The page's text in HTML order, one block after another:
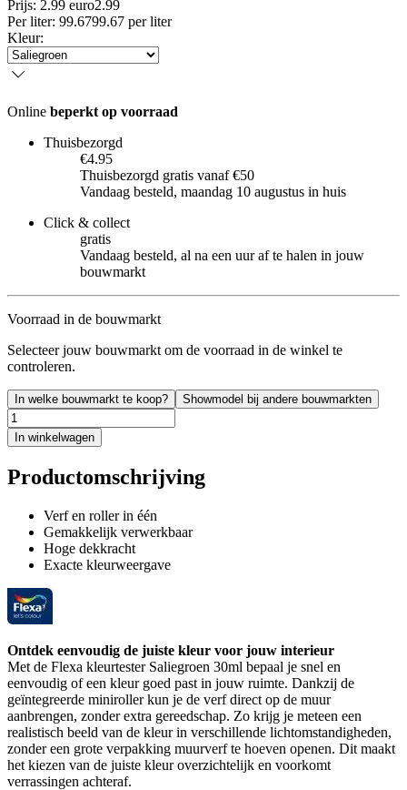
Prijs: 2.99 euro2.99
Per liter: 99.6799.67 per liter
Kleur:
Online beperkt op voorraad
Thuisbezorgd
€4.95
Thuisbezorgd gratis vanaf €50
Vandaag besteld, maandag 10 augustus in huis
Click & collect
gratis
Vandaag besteld, al na een uur af te halen in jouw
bouwmarkt
Voorraad in de bouwmarkt
Selecteer jouw bouwmarkt om de voorraad in de winkel te
controleren.
In welke bouwmarkt te koop? Showmodel bij andere bouwmarkten
In winkelwagen
Productomschrijving
Verf en roller in één
Gemakkelijk verwerkbaar
Hoge dekkracht
Exacte kleurweergave
Ontdek eenvoudig de juiste kleur voor jouw interieur
Met de Flexa kleurtester Saliegroen 30ml bepaal je snel en
eenvoudig of een kleur goed past in jouw ruimte. Dankzij de
geïntegreerde miniroller kun je de verf direct op de muur
aanbrengen, zonder extra gereedschap. Zo krijg je meteen een
realistisch beeld van de kleur in verschillende lichtomstandigheden,
zonder een grote verpakking muurverf te hoeven openen. Dit maakt
het kiezen van de juiste kleur overzichtelijk en voorkomt
verrassingen achteraf.